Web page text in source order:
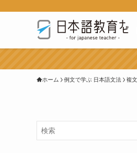
ホーム 例文で学ぶ 日本語文法 複文